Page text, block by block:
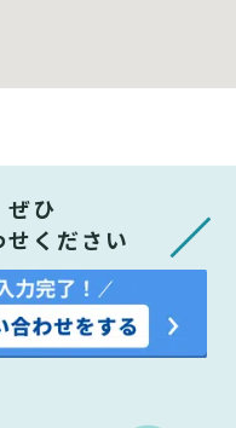
ぜひ
ください